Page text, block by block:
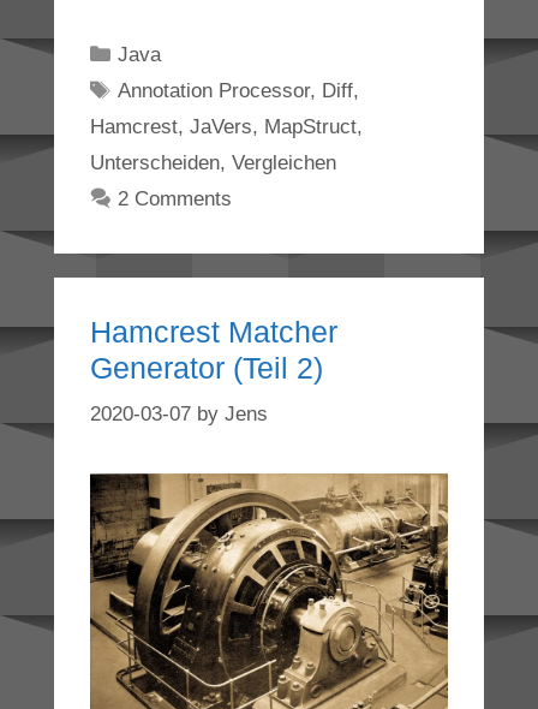
Categories
Java
Tags
Annotation Processor, Diff,
Hamcrest, JaVers, MapStruct,
Unterscheiden, Vergleichen
2 Comments
Hamcrest Matcher
Generator (Teil 2)
2020-03-07 by Jens